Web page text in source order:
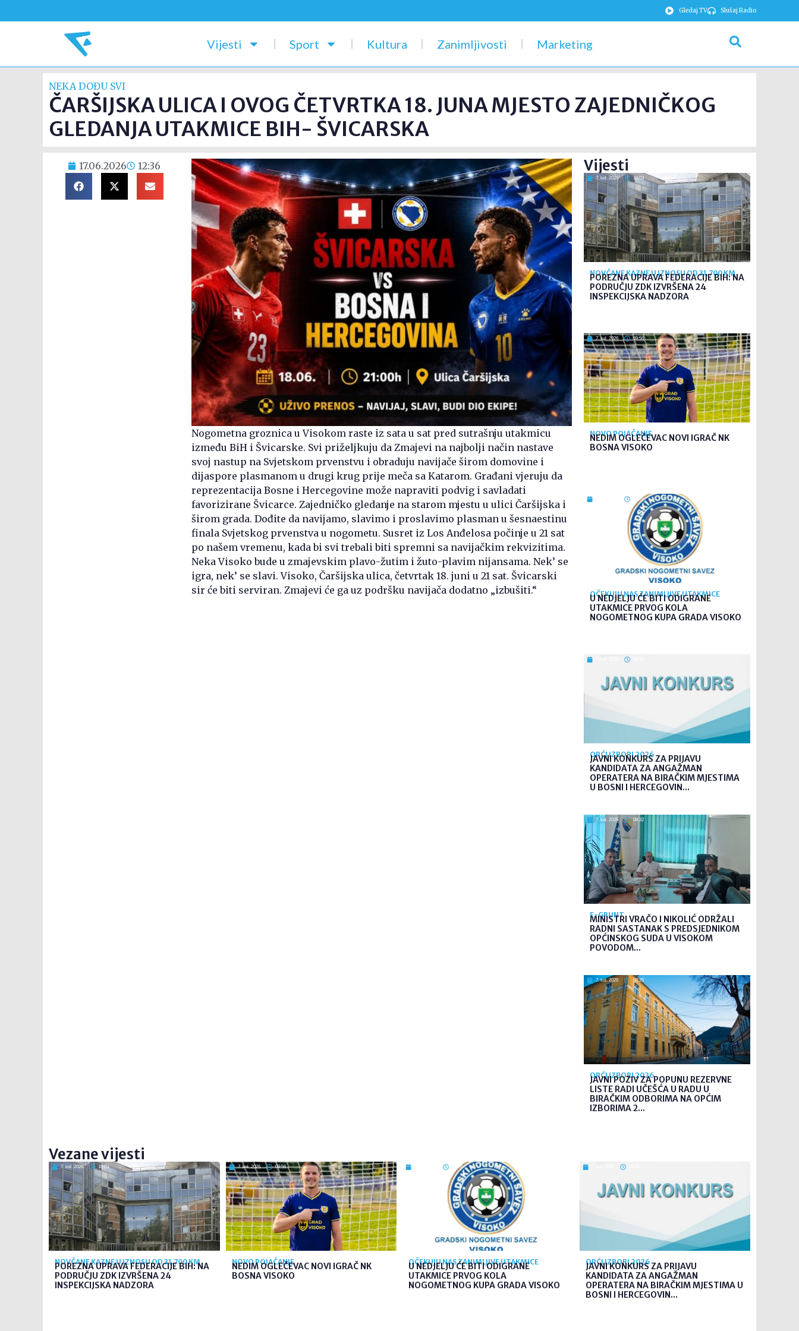
Gledaj TV Slušaj Radio
Vijesti Sport Kultura Zanimljivosti Marketing
NEKA DOĐU SVI
ČARŠIJSKA ULICA I OVOG ČETVRTKA 18. JUNA MJESTO ZAJEDNIČKOG
GLEDANJA UTAKMICE BIH- ŠVICARSKA
17.06.2026 12:36
Nogometna groznica u Visokom raste iz sata u sat pred sutrašnju utakmicu
između BiH i Švicarske. Svi priželjkuju da Zmajevi na najbolji način nastave
svoj nastup na Svjetskom prvenstvu i obraduju navijače širom domovine i
dijaspore plasmanom u drugi krug prije meča sa Katarom. Građani vjeruju da
reprezentacija Bosne i Hercegovine može napraviti podvig i savladati
favorizirane Švicarce. Zajedničko gledanje na starom mjestu u ulici Čaršijska i
širom grada. Dođite da navijamo, slavimo i proslavimo plasman u šesnaestinu
finala Svjetskog prvenstva u nogometu. Susret iz Los Anđelosa počinje u 21 sat
po našem vremenu, kada bi svi trebali biti spremni sa navijačkim rekvizitima.
Neka Visoko bude u zmajevskim plavo-žutim i žuto-plavim nijansama. Nek’ se
igra, nek’ se slavi. Visoko, Čaršijska ulica, četvrtak 18. juni u 21 sat. Švicarski
sir će biti serviran. Zmajevi će ga uz podršku navijača dodatno „izbušiti.“
Vijesti
7. kol. 2026 10:03
NOVČANE KAZNE U IZNOSU OD 31.700 KM
POREZNA UPRAVA FEDERACIJE BIH: NA
PODRUČJU ZDK IZVRŠENA 24
INSPEKCIJSKA NADZORA
7. kol. 2026 09:56
NOVO POJAČANJE
NEDIM OGLEČEVAC NOVI IGRAČ NK
BOSNA VISOKO
09:26
OČEKUJU NAS ZANIMLJIVE UTAKMICE
U NEDJELJU ĆE BITI ODIGRANE
UTAKMICE PRVOG KOLA
NOGOMETNOG KUPA GRADA VISOKO
OPĆI IZBORI 2026
JAVNI KONKURS ZA PRIJAVU
KANDIDATA ZA ANGAŽMAN
OPERATERA NA BIRAČKIM MJESTIMA
U BOSNI I HERCEGOVIN...
7. kol. 2026 08:32
E-GRUNT
MINISTRI VRAČO I NIKOLIĆ ODRŽALI
RADNI SASTANAK S PREDSJEDNIKOM
OPĆINSKOG SUDA U VISOKOM
POVODOM...
7. kol. 2026 08:25
OPĆI IZBORI 2026
JAVNI POZIV ZA POPUNU REZERVNE
LISTE RADI UČEŠĆA U RADU U
BIRAČKIM ODBORIMA NA OPĆIM
IZBORIMA 2...
Vezane vijesti
7. kol. 2026 10:03
NOVČANE KAZNE U IZNOSU OD 31.700 KM
POREZNA UPRAVA FEDERACIJE BIH: NA
PODRUČJU ZDK IZVRŠENA 24
INSPEKCIJSKA NADZORA
7. kol. 2026 09:56
NOVO POJAČANJE
NEDIM OGLEČEVAC NOVI IGRAČ NK
BOSNA VISOKO
09:26
OČEKUJU NAS ZANIMLJIVE UTAKMICE
U NEDJELJU ĆE BITI ODIGRANE
UTAKMICE PRVOG KOLA
NOGOMETNOG KUPA GRADA VISOKO
OPĆI IZBORI 2026
JAVNI KONKURS ZA PRIJAVU
KANDIDATA ZA ANGAŽMAN
OPERATERA NA BIRAČKIM MJESTIMA U
BOSNI I HERCEGOVIN...